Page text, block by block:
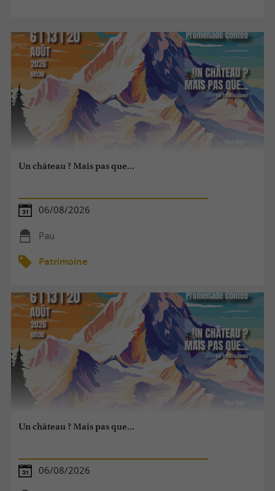
Un château ? Mais pas que...
06/08/2026
Pau
Patrimoine
Un château ? Mais pas que...
06/08/2026